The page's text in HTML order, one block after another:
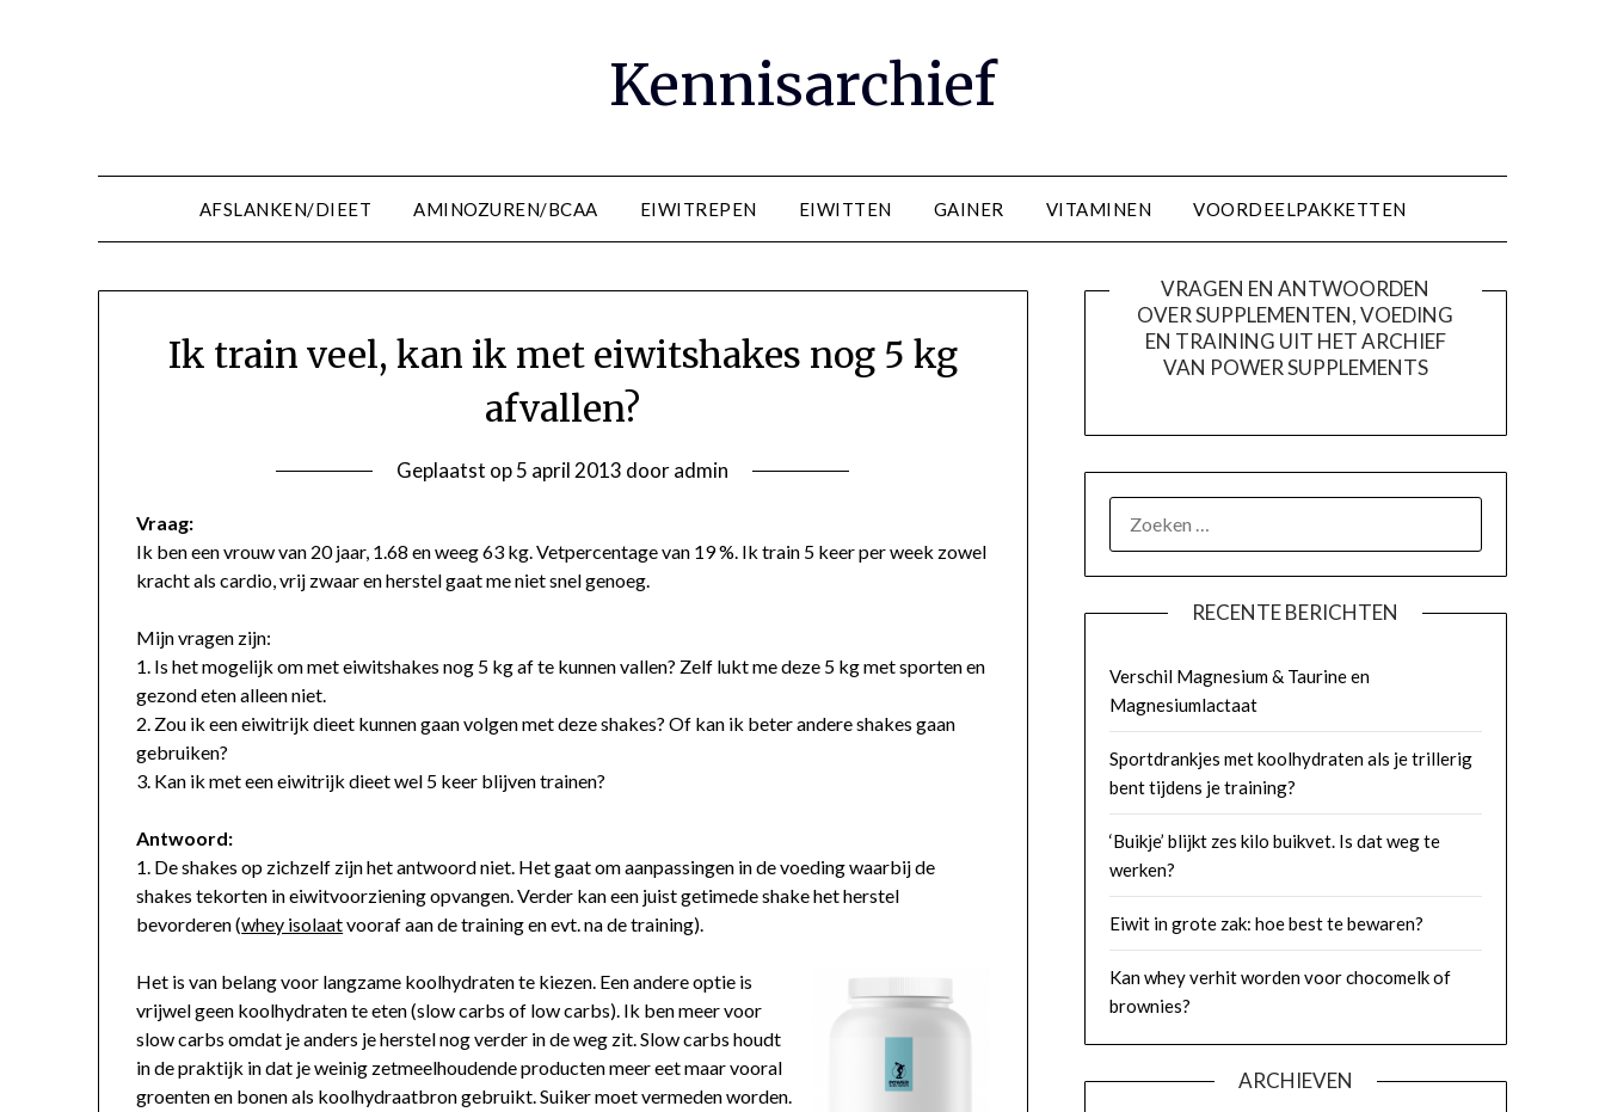
Kennisarchief
AFSLANKEN/DIEET AMINOZUREN/BCAA EIWITREPEN EIWITTEN GAINER VITAMINEN VOORDEELPAKKETTEN
Ik train veel, kan ik met eiwitshakes nog 5 kg
afvallen?
Geplaatst op5 april 2013 dooradmin
Vraag:
Ik ben een vrouw van 20 jaar, 1.68 en weeg 63 kg. Vetpercentage van 19 %. Ik train 5 keer per week zowel
kracht als cardio, vrij zwaar en herstel gaat me niet snel genoeg.
Mijn vragen zijn:
1. Is het mogelijk om met eiwitshakes nog 5 kg af te kunnen vallen? Zelf lukt me deze 5 kg met sporten en
gezond eten alleen niet.
2. Zou ik een eiwitrijk dieet kunnen gaan volgen met deze shakes? Of kan ik beter andere shakes gaan
gebruiken?
3. Kan ik met een eiwitrijk dieet wel 5 keer blijven trainen?
Antwoord:
1. De shakes op zichzelf zijn het antwoord niet. Het gaat om aanpassingen in de voeding waarbij de
shakes tekorten in eiwitvoorziening opvangen. Verder kan een juist getimede shake het herstel
bevorderen (whey isolaatvooraf aan de training en evt. na de training).
Het is van belang voor langzame koolhydraten te kiezen. Een andere optie is
vrijwel geen koolhydraten te eten (slow carbs of low carbs). Ik ben meer voor
slow carbs omdat je anders je herstel nog verder in de weg zit. Slow carbs houdt
in de praktijk in dat je weinig zetmeelhoudende producten meer eet maar vooral
groenten en bonen als koolhydraatbron gebruikt. Suiker moet vermeden worden.
VRAGEN EN ANTWOORDEN
OVER SUPPLEMENTEN, VOEDING
EN TRAINING UIT HET ARCHIEF
VAN POWER SUPPLEMENTS
NAAR:
RECENTE BERICHTEN
Verschil Magnesium & Taurine en
Magnesiumlactaat
Sportdrankjes met koolhydraten als je trillerig
bent tijdens je training?
‘Buikje’ blijkt zes kilo buikvet. Is dat weg te
werken?
Eiwit in grote zak: hoe best te bewaren?
Kan whey verhit worden voor chocomelk of
brownies?
ARCHIEVEN